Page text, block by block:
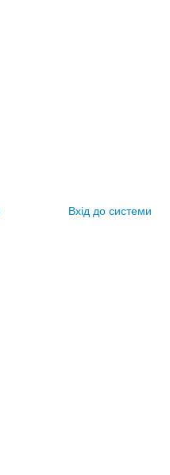
Вхід до системи